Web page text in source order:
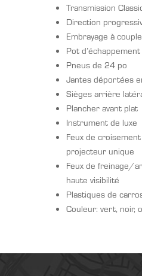
Transmission
Direction
Embrayage à
Pot
Pneus de 24 po
Jantes déportées
Sièges arrière
Plancher avant plat
Instrument de luxe
Feux de
projecteur unique
Feux de freinage/
haute visibilité
Plastiques de
Couleur: vert, noir,